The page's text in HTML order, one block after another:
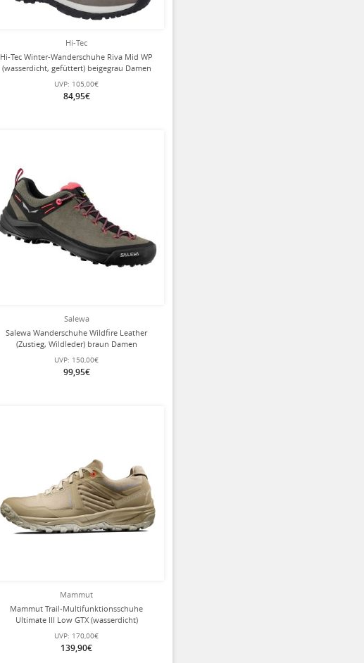
Hi-Tec
Hi-Tec Winter-Wanderschuhe Riva Mid WP
(wasserdicht, gefüttert) beigegrau Damen
UVP: 105,00€
84,95€
Salewa
Salewa Wanderschuhe Wildfire Leather
(Zustieg, Wildleder) braun Damen
UVP: 150,00€
99,95€
Mammut
Mammut Trail-Multifunktionsschuhe
Ultimate III Low GTX (wasserdicht)
UVP: 170,00€
139,90€